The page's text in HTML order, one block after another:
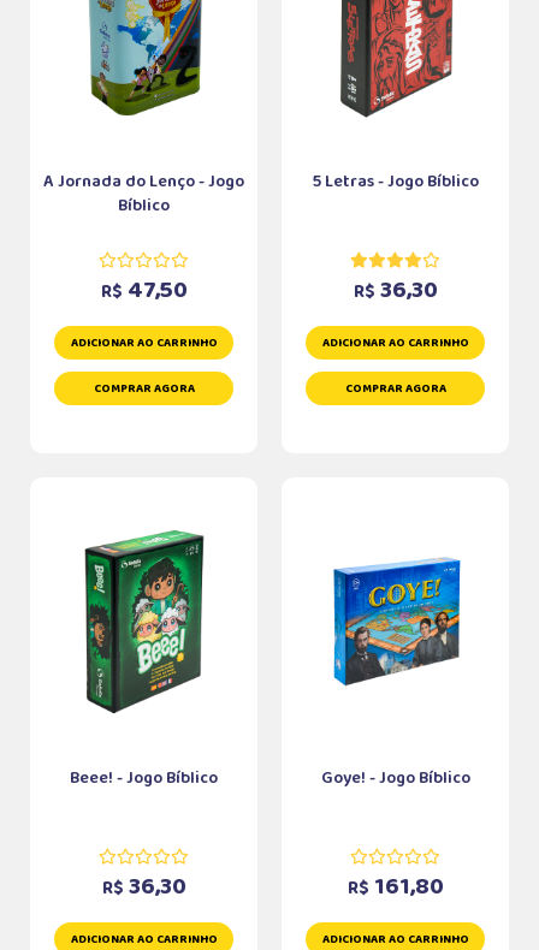
A Jornada do Lenço - Jogo
Bíblico
R$ 47,50
ADICIONAR AO CARRINHO
COMPRAR AGORA
5 Letras - Jogo Bíblico
R$ 36,30
ADICIONAR AO CARRINHO
COMPRAR AGORA
Beee! - Jogo Bíblico
R$ 36,30
ADICIONAR AO CARRINHO
Goye! - Jogo Bíblico
R$ 161,80
ADICIONAR AO CARRINHO